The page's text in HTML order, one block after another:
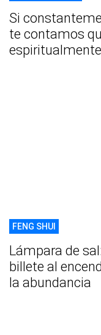
Si
te contamos
espiritualmente
FENG SHUI
Lámpara de
billete al
la abundancia